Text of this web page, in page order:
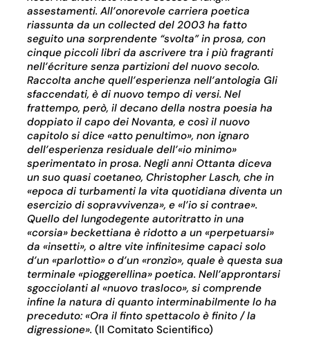
assestamenti. All’onorevole carriera poetica
riassunta da un collecteddel 2003 ha fatto
seguito una sorprendente “svolta” in prosa, con
cinque piccoli libri da ascrivere tra i più fragranti
nell’écrituresenza partizioni del nuovo secolo.
Raccolta anche quell’esperienza nell’antologia Gli
sfaccendati, è di nuovo tempo di versi. Nel
frattempo, però, il decano della nostra poesia ha
doppiato il capo dei Novanta, e così il nuovo
capitolo si dice «atto penultimo», non ignaro
dell’esperienza residuale dell’«io minimo»
sperimentato in prosa. Negli anni Ottanta diceva
un suo quasi coetaneo, Christopher Lasch, che in
«epoca di turbamenti la vita quotidiana diventa un
esercizio di sopravvivenza», e «l’io si contrae».
Quello del lungodegente autoritratto in una
«corsia» beckettiana è ridotto a un «perpetuarsi»
da «insetti», o altre vite infinitesime capaci solo
d’un «parlottìo» o d’un «ronzìo», quale è questa sua
terminale «pioggerellina» poetica. Nell’approntarsi
sgocciolanti al «nuovo trasloco», si comprende
infine la natura di quanto interminabilmente lo ha
preceduto: «Ora il finto spettacolo è finito / la
digressione». (Il Comitato Scientifico)